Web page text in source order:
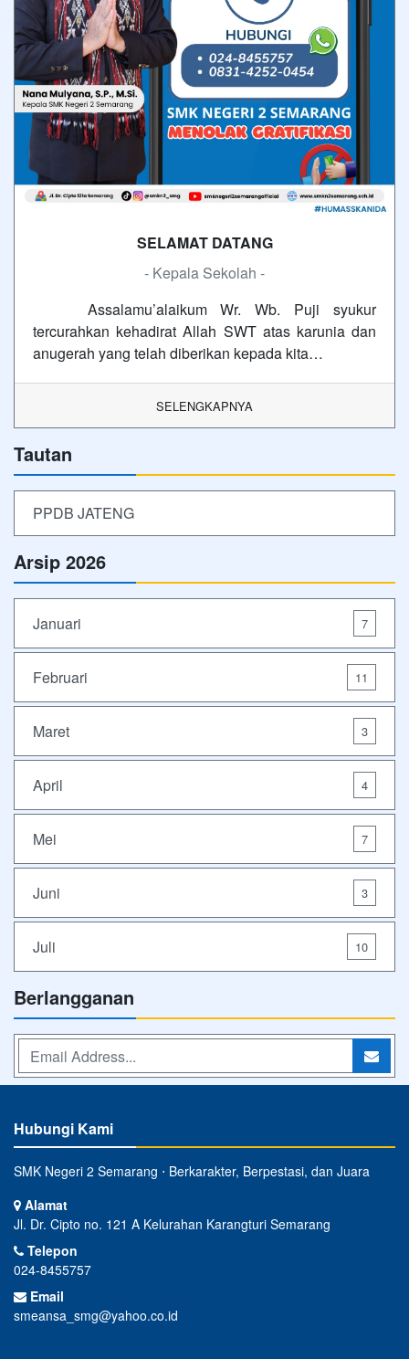
SELAMAT DATANG
- Kepala Sekolah -
Assalamu’alaikum Wr. Wb. Puji syukur
tercurahkan kehadirat Allah SWT atas karunia dan
anugerah yang telah diberikan kepada kita…
SELENGKAPNYA
Tautan
PPDB JATENG
Arsip 2026
Januari 7
Februari 11
Maret 3
April 4
Mei 7
Juni 3
Juli 10
Berlangganan
Hubungi Kami
SMK Negeri 2 Semarang ⋅ Berkarakter, Berpestasi, dan Juara
Alamat
Jl. Dr. Cipto no. 121 A Kelurahan Karangturi Semarang
Telepon
024-8455757
Email
smeansa_smg@yahoo.co.id